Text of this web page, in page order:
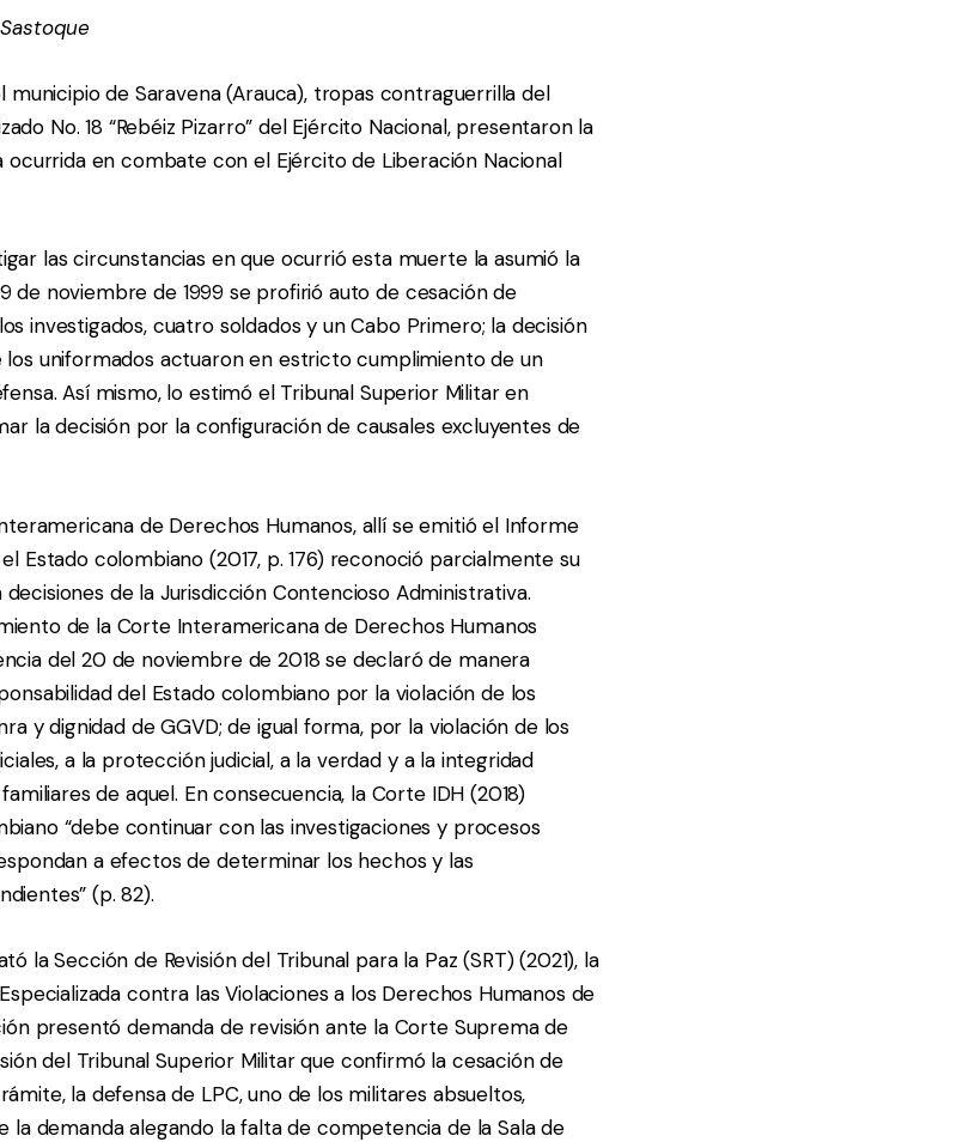
municipio de Saravena (Arauca), tropas contraguerrilla del
No. 18 “Rebéiz Pizarro” del Ejército Nacional, presentaron la
ocurrida en combate con el Ejército de Liberación Nacional
las circunstancias en que ocurrió esta muerte la asumió la
de noviembre de 1999 se profirió auto de cesación de
investigados, cuatro soldados y un Cabo Primero; la decisión
uniformados actuaron en estricto cumplimiento de un
Así mismo, lo estimó el Tribunal Superior Militar en
la decisión por la configuración de causales excluyentes de
de Derechos Humanos, allí se emitió el Informe
Estado colombiano (2017, p. 176) reconoció parcialmente su
de la Jurisdicción Contencioso Administrativa.
de la Corte Interamericana de Derechos Humanos
del 20 de noviembre de 2018 se declaró de manera
del Estado colombiano por la violación de los
y dignidad de GGVD; de igual forma, por la violación de los
a la protección judicial, a la verdad y a la integridad
de aquel. En consecuencia, la Corte IDH (2018)
“debe continuar con las investigaciones y procesos
a efectos de determinar los hechos y las
(p. 82).
la Sección de Revisión del Tribunal para la Paz (SRT) (2021), la
contra las Violaciones a los Derechos Humanos de
presentó demanda de revisión ante la Corte Suprema de
del Tribunal Superior Militar que confirmó la cesación de
la defensa de LPC, uno de los militares absueltos,
la demanda alegando la falta de competencia de la Sala de